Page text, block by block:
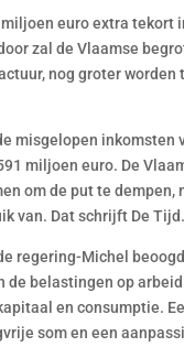
euro extra tekort
zal de Vlaamse
nog groter worden
misgelopen inkomsten
miljoen euro. De
om de put te dempen,
van. Dat schrijft De Tijd.
regering-Michel
de belastingen op
en consumptie.
som en een